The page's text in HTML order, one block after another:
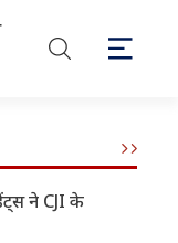
ने CJI के